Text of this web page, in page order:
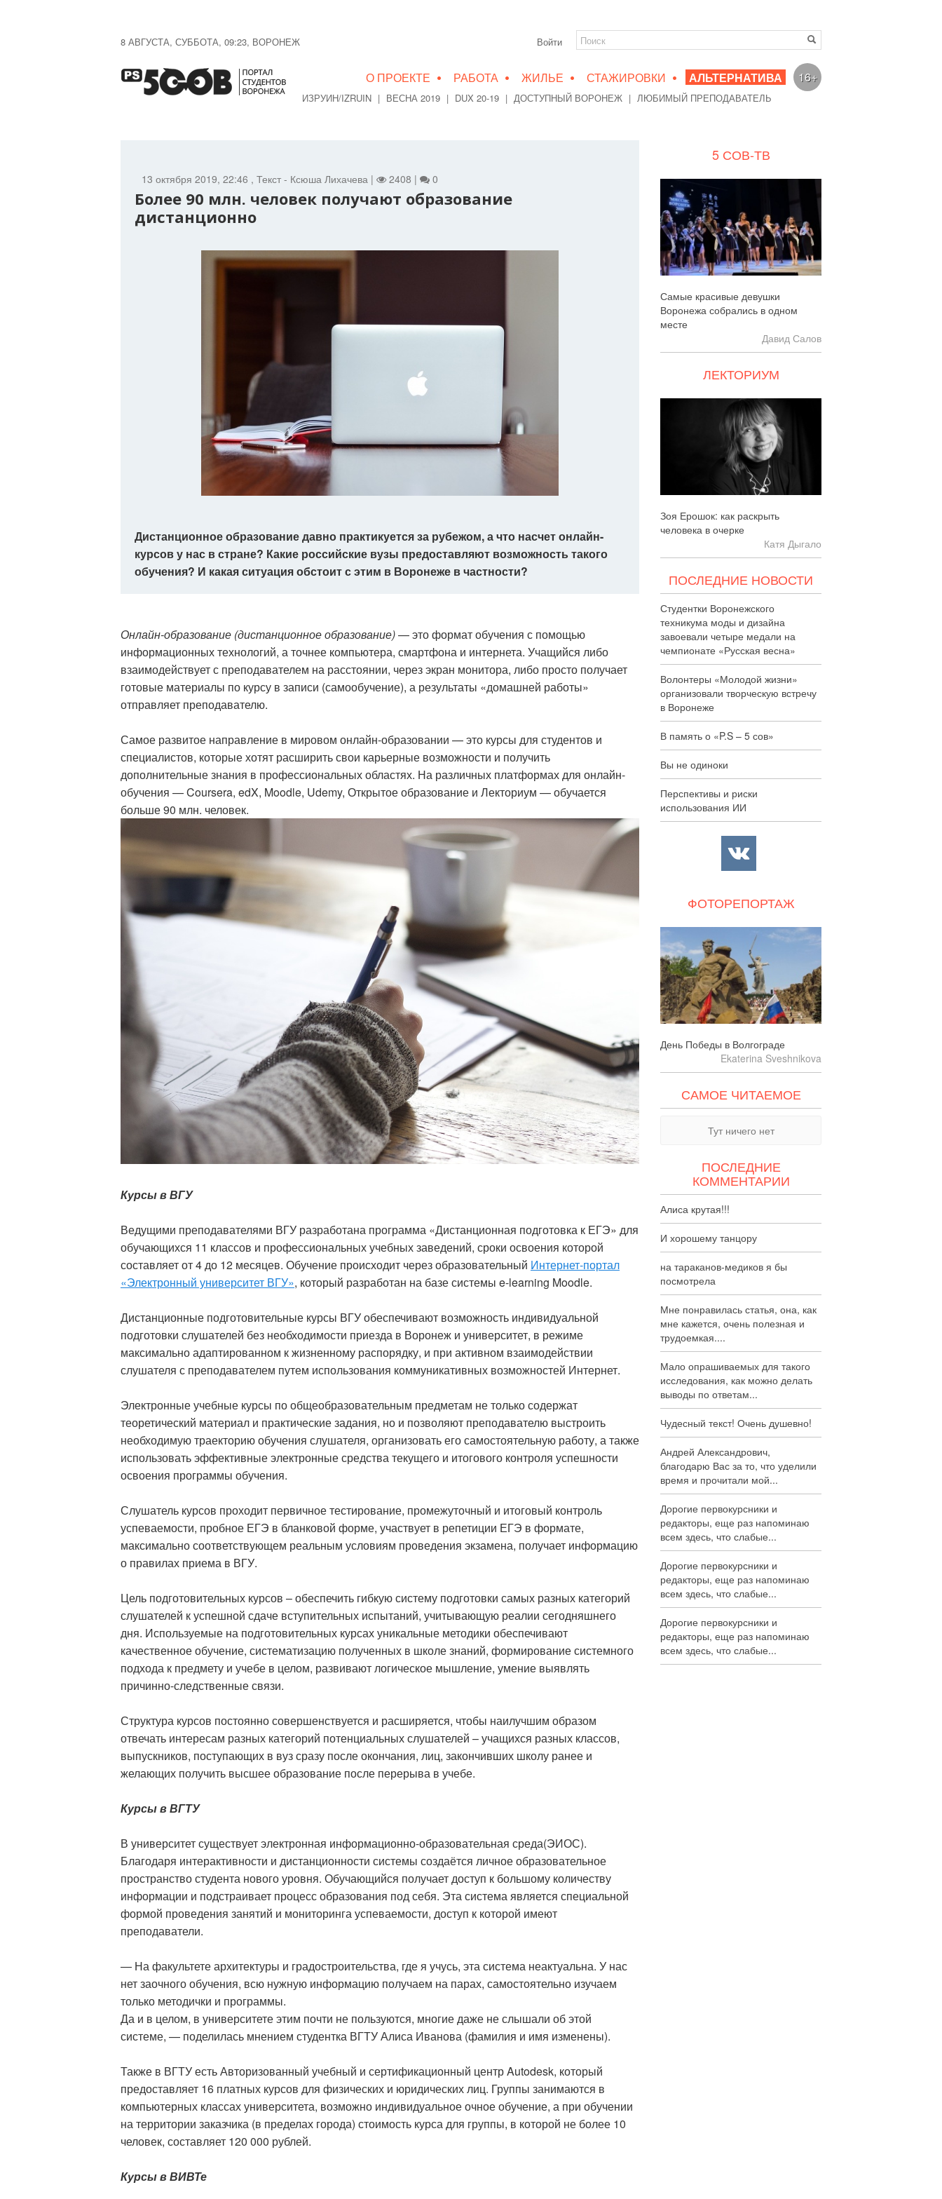
8 АВГУСТА, СУББОТА, 09:23, ВОРОНЕЖ Войти
О ПРОЕКТЕ • РАБОТА • ЖИЛЬЕ • СТАЖИРОВКИ • АЛЬТЕРНАТИВА
ИЗРУИН/IZRUIN | ВЕСНА 2019 | DUX 20-19 | ДОСТУПНЫЙ ВОРОНЕЖ | ЛЮБИМЫЙ ПРЕПОДАВАТЕЛЬ
16+
13 октября 2019, 22:46 , Текст - Ксюша Лихачева | 2408 | 0
Более 90 млн. человек получают образование
дистанционно
Дистанционное образование давно практикуется за рубежом, а что насчет онлайн-
курсов у нас в стране? Какие российские вузы предоставляют возможность такого
обучения? И какая ситуация обстоит с этим в Воронеже в частности?
Онлайн-образование (дистанционное образование)— это формат обучения с помощью
информационных технологий, а точнее компьютера, смартфона и интернета. Учащийся либо
взаимодействует с преподавателем на расстоянии, через экран монитора, либо просто получает
готовые материалы по курсу в записи (самообучение), а результаты «домашней работы»
отправляет преподавателю.
Самое развитое направление в мировом онлайн-образовании — это курсы для студентов и
специалистов, которые хотят расширить свои карьерные возможности и получить
дополнительные знания в профессиональных областях. На различных платформах для онлайн-
обучения — Coursera, edX, Moodle, Udemy, Открытое образование и Лекториум — обучается
больше 90 млн. человек.
Курсы в ВГУ
Ведущими преподавателями ВГУ разработана программа «Дистанционная подготовка к ЕГЭ» для
обучающихся 11 классов и профессиональных учебных заведений, сроки освоения которой
составляет от 4 до 12 месяцев. Обучение происходит через образовательный Интернет-портал
«Электронный университет ВГУ», который разработан на базе системы e-learning Moodle.
Дистанционные подготовительные курсы ВГУ обеспечивают возможность индивидуальной
подготовки слушателей без необходимости приезда в Воронеж и университет, в режиме
максимально адаптированном к жизненному распорядку, и при активном взаимодействии
слушателя с преподавателем путем использования коммуникативных возможностей Интернет.
Электронные учебные курсы по общеобразовательным предметам не только содержат
теоретический материал и практические задания, но и позволяют преподавателю выстроить
необходимую траекторию обучения слушателя, организовать его самостоятельную работу, а также
использовать эффективные электронные средства текущего и итогового контроля успешности
освоения программы обучения.
Слушатель курсов проходит первичное тестирование, промежуточный и итоговый контроль
успеваемости, пробное ЕГЭ в бланковой форме, участвует в репетиции ЕГЭ в формате,
максимально соответствующем реальным условиям проведения экзамена, получает информацию
о правилах приема в ВГУ.
Цель подготовительных курсов – обеспечить гибкую систему подготовки самых разных категорий
слушателей к успешной сдаче вступительных испытаний, учитывающую реалии сегодняшнего
дня. Используемые на подготовительных курсах уникальные методики обеспечивают
качественное обучение, систематизацию полученных в школе знаний, формирование системного
подхода к предмету и учебе в целом, развивают логическое мышление, умение выявлять
причинно-следственные связи.
Структура курсов постоянно совершенствуется и расширяется, чтобы наилучшим образом
отвечать интересам разных категорий потенциальных слушателей – учащихся разных классов,
выпускников, поступающих в вуз сразу после окончания, лиц, закончивших школу ранее и
желающих получить высшее образование после перерыва в учебе.
Курсы в ВГТУ
В университет существует электронная информационно-образовательная среда(ЭИОС).
Благодаря интерактивности и дистанционности системы создаётся личное образовательное
пространство студента нового уровня. Обучающийся получает доступ к большому количеству
информации и подстраивает процесс образования под себя. Эта система является специальной
формой проведения занятий и мониторинга успеваемости, доступ к которой имеют
преподаватели.
— На факультете архитектуры и градостроительства, где я учусь, эта система неактуальна. У нас
нет заочного обучения, всю нужную информацию получаем на парах, самостоятельно изучаем
только методички и программы.
Да и в целом, в университете этим почти не пользуются, многие даже не слышали об этой
системе, — поделилась мнением студентка ВГТУ Алиса Иванова (фамилия и имя изменены).
Также в ВГТУ есть Авторизованный учебный и сертификационный центр Autodesk, который
предоставляет 16 платных курсов для физических и юридических лиц. Группы занимаются в
компьютерных классах университета, возможно индивидуальное очное обучение, а при обучении
на территории заказчика (в пределах города) стоимость курса для группы, в которой не более 10
человек, составляет 120 000 рублей.
Курсы в ВИВТе
5 СОВ-ТВ
Самые красивые девушки
Воронежа собрались в одном
месте
Давид Салов
ЛЕКТОРИУМ
Зоя Ерошок: как раскрыть
человека в очерке
Катя Дыгало
ПОСЛЕДНИЕ НОВОСТИ
Студентки Воронежского
техникума моды и дизайна
завоевали четыре медали на
чемпионате «Русская весна»
Волонтеры «Молодой жизни»
организовали творческую встречу
в Воронеже
В память о «P.S – 5 сов»
Вы не одиноки
Перспективы и риски
использования ИИ
ФОТОРЕПОРТАЖ
День Победы в Волгограде
Ekaterina Sveshnikova
САМОЕ ЧИТАЕМОЕ
Тут ничего нет
ПОСЛЕДНИЕ
КОММЕНТАРИИ
Алиса крутая!!!
И хорошему танцору
на тараканов-медиков я бы
посмотрела
Мне понравилась статья, она, как
мне кажется, очень полезная и
трудоемкая....
Мало опрашиваемых для такого
исследования, как можно делать
выводы по ответам...
Чудесный текст! Очень душевно!
Андрей Александрович,
благодарю Вас за то, что уделили
время и прочитали мой...
Дорогие первокурсники и
редакторы, еще раз напоминаю
всем здесь, что слабые...
Дорогие первокурсники и
редакторы, еще раз напоминаю
всем здесь, что слабые...
Дорогие первокурсники и
редакторы, еще раз напоминаю
всем здесь, что слабые...